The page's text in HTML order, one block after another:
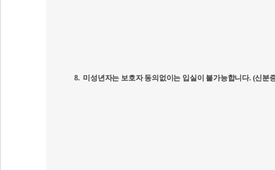
8. 미성년자는 보호자 동의없이는 입실이 불가능합니다. (신분